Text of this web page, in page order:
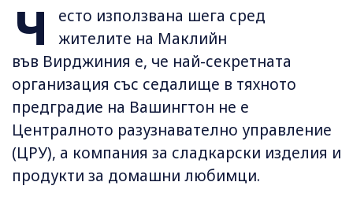
Ч
есто използвана шега сред
жителите на Маклийн
във Вирджиния е, че най-секретната
организация със седалище в тяхното
предградие на Вашингтон не е
Централното разузнавателно управление
(ЦРУ), а компания за сладкарски изделия и
продукти за домашни любимци.